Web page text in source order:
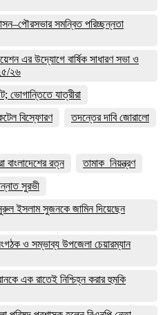
সমন্বিত পরিচ্ছন্নতা
এর উদ্যোগে বার্ষিক সাধারণ সভা ও
২৬
ভোগান্তিতে যাত্রীরা
বিস্ফোরণ
তদন্তের দাবি জোরালো
বাংলাদেশের রত্ন
তামাক_নিয়ন্ত্রণ
সুরভী
নুরুল ইসলাম সুজনকে জামিন দিয়েছেন
ও সম্ভাব্য উপজেলা চেয়ারম্যান
এক রাতেই নিশ্চিহ্ন করার হুমকি